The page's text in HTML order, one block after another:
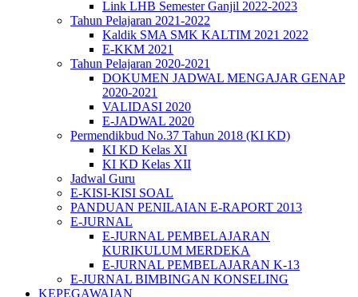
Link LHB Semester Ganjil 2022-2023
Tahun Pelajaran 2021-2022
Kaldik SMA SMK KALTIM 2021 2022
E-KKM 2021
Tahun Pelajaran 2020-2021
DOKUMEN JADWAL MENGAJAR GENAP
2020-2021
VALIDASI 2020
E-JADWAL 2020
Permendikbud No.37 Tahun 2018 (KI KD)
KI KD Kelas XI
KI KD Kelas XII
Jadwal Guru
E-KISI-KISI SOAL
PANDUAN PENILAIAN E-RAPORT 2013
E-JURNAL
E-JURNAL PEMBELAJARAN
KURIKULUM MERDEKA
E-JURNAL PEMBELAJARAN K-13
E-JURNAL BIMBINGAN KONSELING
KEPEGAWAIAN